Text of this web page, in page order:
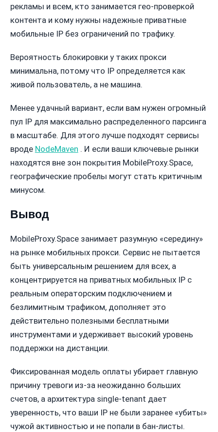
рекламы и всем, кто занимается гео-проверкой
контента и кому нужны надежные приватные
мобильные IP без ограничений по трафику.
Вероятность блокировки у таких прокси
минимальна, потому что IP определяется как
живой пользователь, а не машина.
Менее удачный вариант, если вам нужен огромный
пул IP для максимально распределенного парсинга
в масштабе. Для этого лучше подходят сервисы
вроде NodeMaven . И если ваши ключевые рынки
находятся вне зон покрытия MobileProxy.Space,
географические пробелы могут стать критичным
минусом.
Вывод
MobileProxy.Space занимает разумную «середину»
на рынке мобильных прокси. Сервис не пытается
быть универсальным решением для всех, а
концентрируется на приватных мобильных IP с
реальным операторским подключением и
безлимитным трафиком, дополняет это
действительно полезными бесплатными
инструментами и удерживает высокий уровень
поддержки на дистанции.
Фиксированная модель оплаты убирает главную
причину тревоги из-за неожиданно больших
счетов, а архитектура single-tenant дает
уверенность, что ваши IP не были заранее «убиты»
чужой активностью и не попали в бан-листы.